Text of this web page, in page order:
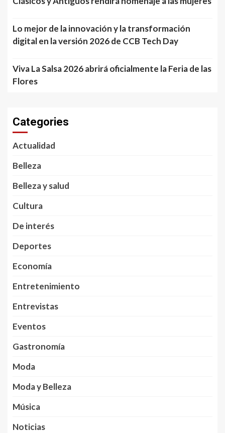
Lo mejor de la innovación y la transformación
digital en la versión 2026 de CCB Tech Day
Viva La Salsa 2026 abrirá oficialmente la Feria de las
Flores
Categories
Actualidad
Belleza
Belleza y salud
Cultura
De interés
Deportes
Economía
Entretenimiento
Entrevistas
Eventos
Gastronomía
Moda
Moda y Belleza
Música
Noticias